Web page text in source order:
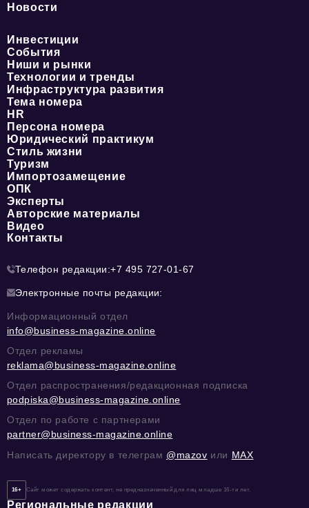
Новости
Инвестиции
События
Ниши и рынки
Технологии и тренды
Инфраструктура развития
Тема номера
HR
Персона номера
Юридический практикум
Стиль жизни
Туризм
Импортозамещение
ОПК
Эксперты
Авторские материалы
Видео
Контакты
Телефон редакции:+7 495 727-01-67
Электронные почты редакции:
Информационный отдел
info@business-magazine.online
Отдел рекламы
reklama@business-magazine.online
Отдел распространения/редакционная подписка
podpiska@business-magazine.online
Отдел по работе с партнерами
partner@business-magazine.online
Написать директору в телеграм @mazov или MAX
16+ Сайт может содержать контент, не предназначенный для лиц младше 16-ти лет.
Региональные редакции